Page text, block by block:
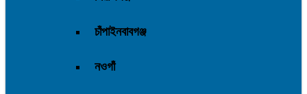
চাঁপাইনবাবগঞ্জ
নওগাঁ